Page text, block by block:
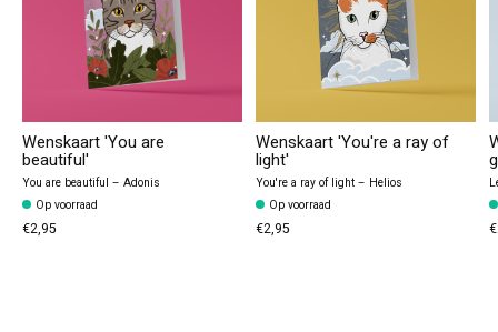
Wenskaart 'You are
beautiful'
You are beautiful – Adonis
Op voorraad
€2,95
Wenskaart 'You're a ray of
light'
You're a ray of light – Helios
Op voorraad
€2,95